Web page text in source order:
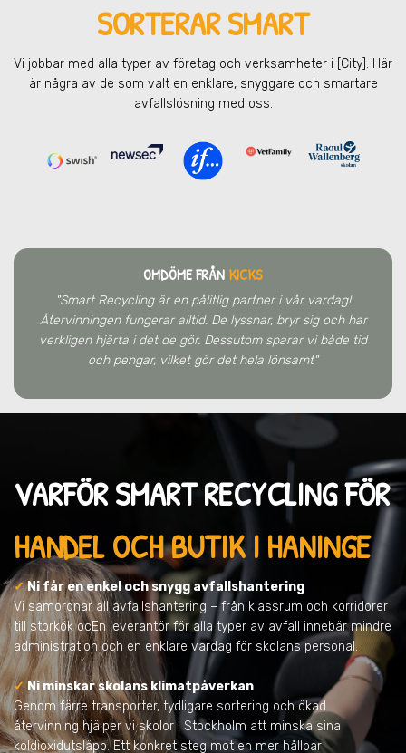
SORTERAR SMART
Vi jobbar med alla typer av företag och verksamheter i [City] . Här
är några av de som valt en enklare, snyggare och smartare
avfallslösning med oss.
OMDÖME FRÅN KICKS
"Smart Recycling är en pålitlig partner i vår vardag!
Återvinningen fungerar alltid. De lyssnar, bryr sig och har
verkligen hjärta i det de gör. Dessutom sparar vi både tid
och pengar, vilket gör det hela lönsamt"
VARFÖR SMART RECYCLING FÖR
HANDEL OCH BUTIK I HANINGE
✓Ni får en enkel och snygg avfallshantering
Vi samordnar all avfallshantering – från klassrum och korridorer
till storkök ocEn leverantör för alla typer av avfall innebär mindre
administration och en enklare vardag för skolans personal.
✓ Ni minskar skolans klimatpåverkan
Genom färre transporter, tydligare sortering och ökad
återvinning hjälper vi skolor i Stockholm att minska sina
koldioxidutsläpp. Ett konkret steg mot en mer hållbar